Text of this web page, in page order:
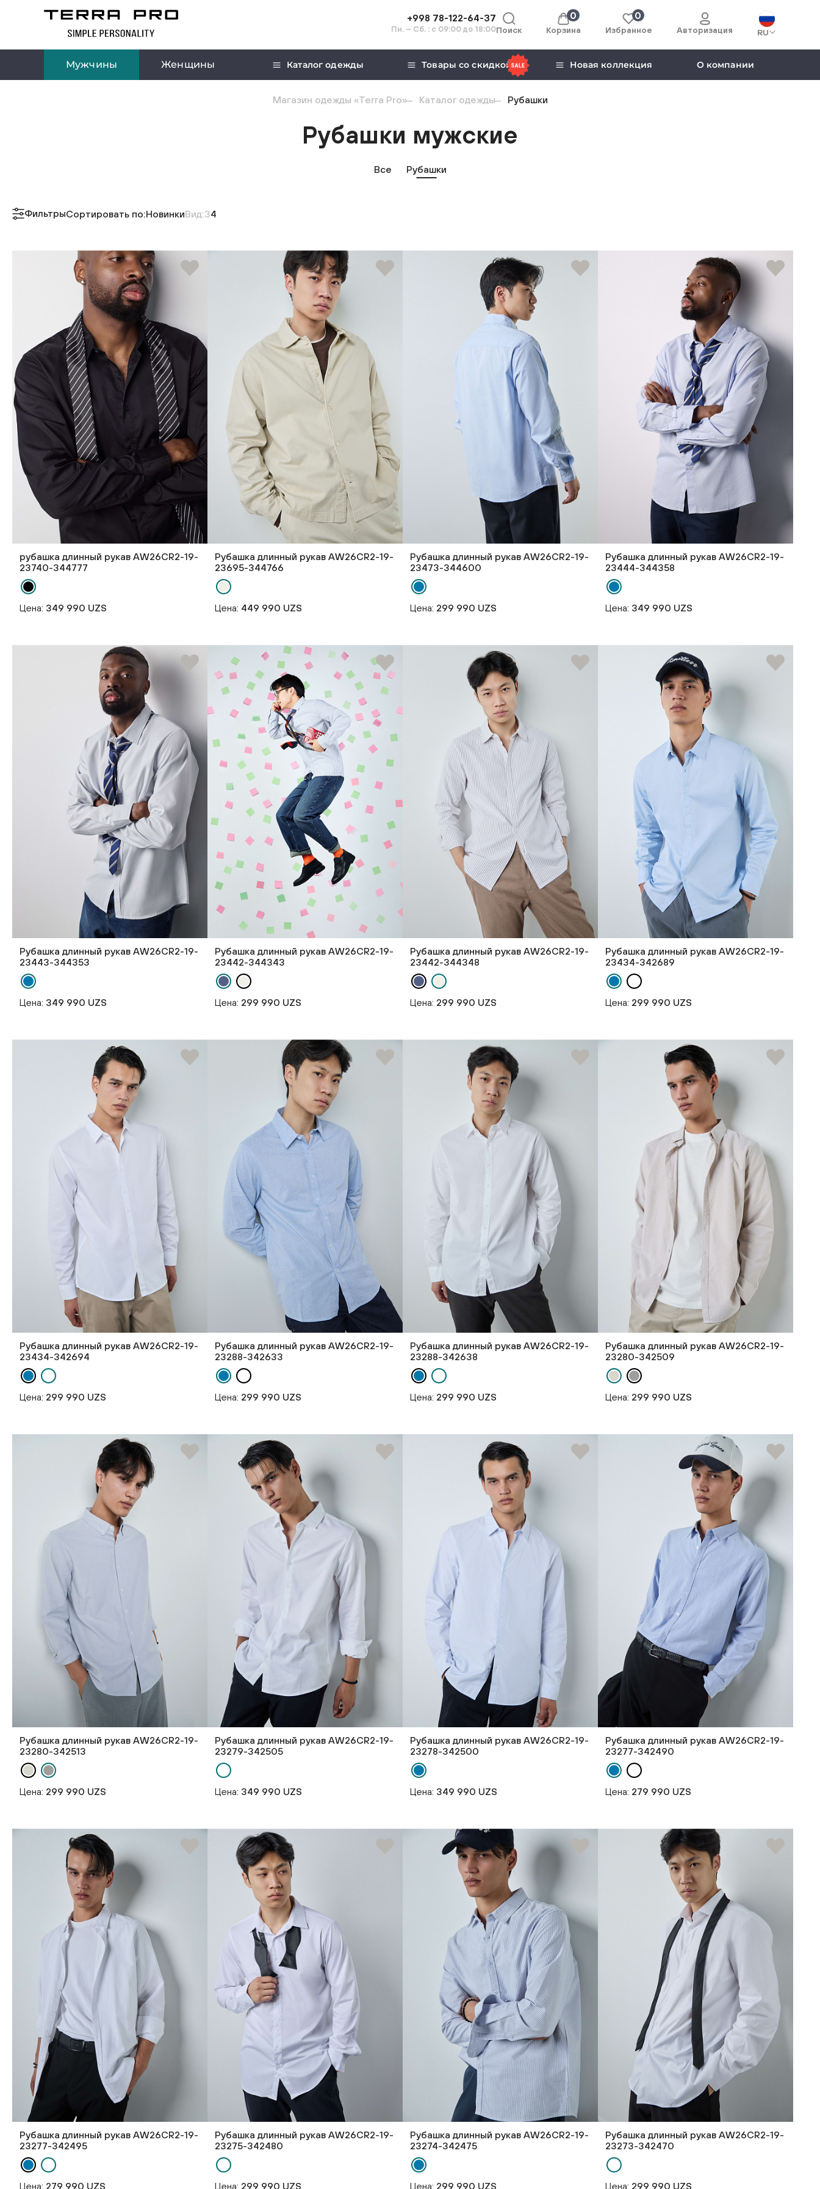
+998 78-122-64-37
Пн. – Сб. : с 09:00 до 18:00Поиск Корзина
0 0
Избранное Авторизация RU
Мужчины Женщины Каталог одежды Товары со скидкой Новая коллекция О компании
Магазин одежды «Terra Pro» Каталог одежды Рубашки
Рубашки мужские
Все Рубашки
ФильтрыСортировать по:НовинкиВид:34
рубашка длинный рукав AW26CR2-19-
23740-344777
Цена: 349 990 UZS
Рубашка длинный рукав AW26CR2-19-
23695-344766
Цена: 449 990 UZS
Рубашка длинный рукав AW26CR2-19-
23473-344600
Цена: 299 990 UZS
Рубашка длинный рукав AW26CR2-19-
23444-344358
Цена: 349 990 UZS
Рубашка длинный рукав AW26CR2-19-
23443-344353
Цена: 349 990 UZS
Рубашка длинный рукав AW26CR2-19-
23442-344343
Цена: 299 990 UZS
Рубашка длинный рукав AW26CR2-19-
23442-344348
Цена: 299 990 UZS
Рубашка длинный рукав AW26CR2-19-
23434-342689
Цена: 299 990 UZS
Рубашка длинный рукав AW26CR2-19-
23434-342694
Цена: 299 990 UZS
Рубашка длинный рукав AW26CR2-19-
23288-342633
Цена: 299 990 UZS
Рубашка длинный рукав AW26CR2-19-
23288-342638
Цена: 299 990 UZS
Рубашка длинный рукав AW26CR2-19-
23280-342509
Цена: 299 990 UZS
Рубашка длинный рукав AW26CR2-19-
23280-342513
Цена: 299 990 UZS
Рубашка длинный рукав AW26CR2-19-
23279-342505
Цена: 349 990 UZS
Рубашка длинный рукав AW26CR2-19-
23278-342500
Цена: 349 990 UZS
Рубашка длинный рукав AW26CR2-19-
23277-342490
Цена: 279 990 UZS
Рубашка длинный рукав AW26CR2-19-
23277-342495
Цена: 279 990 UZS
Рубашка длинный рукав AW26CR2-19-
23275-342480
Цена: 299 990 UZS
Рубашка длинный рукав AW26CR2-19-
23274-342475
Цена: 299 990 UZS
Рубашка длинный рукав AW26CR2-19-
23273-342470
Цена: 299 990 UZS